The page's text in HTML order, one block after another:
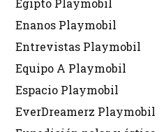
Enanos Playmobil
Entrevistas Playmobil
Equipo A Playmobil
Espacio Playmobil
EverDreamerz Playmobil